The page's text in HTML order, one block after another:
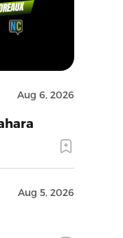
Aug 6, 2026
Aug 5, 2026